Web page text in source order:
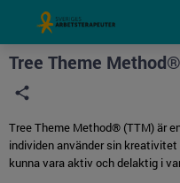
Grade
Portal
Tree Theme
Tree Theme Method® (TTM) är
individen använder sin
kunna vara aktiv och delaktig i